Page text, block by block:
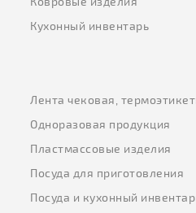
Кухонный инвентарь
Лента чековая,
Одноразовая продукция
Пластмассовые изделия
Посуда для приготовления
Посуда и кухонный